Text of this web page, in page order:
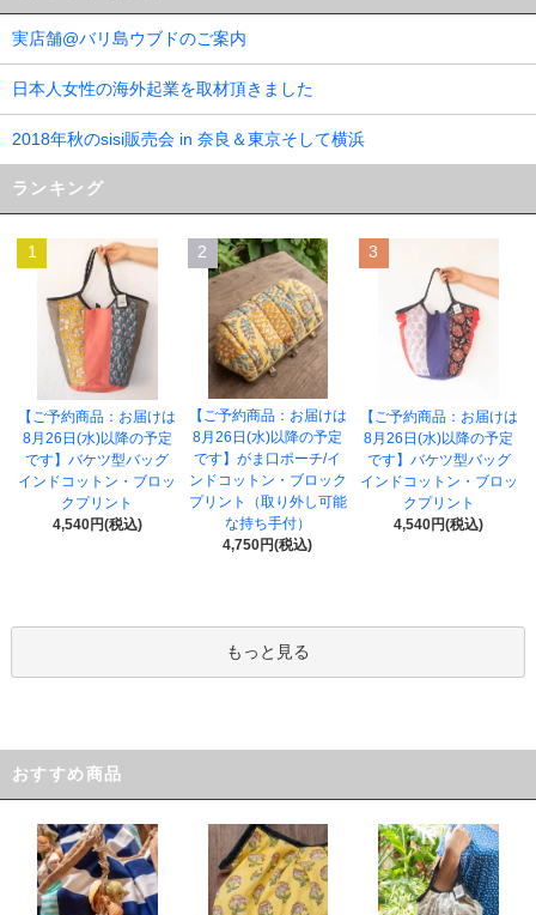
実店舗@バリ島ウブドのご案内
日本人女性の海外起業を取材頂きました
2018年秋のsisi販売会 in 奈良＆東京そして横浜
ランキング
1
【ご予約商品：お届けは
8月26日(水)以降の予定
です】バケツ型バッグ
インドコットン・ブロッ
クプリント
4,540円(税込)
2
【ご予約商品：お届けは
8月26日(水)以降の予定
です】がま口ポーチ/イ
ンドコットン・ブロック
プリント（取り外し可能
な持ち手付）
4,750円(税込)
3
【ご予約商品：お届けは
8月26日(水)以降の予定
です】バケツ型バッグ
インドコットン・ブロッ
クプリント
4,540円(税込)
もっと見る
おすすめ商品